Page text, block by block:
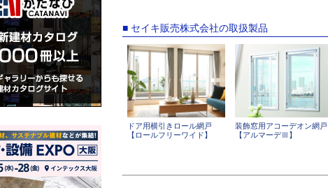
■ セイキ販売株式会社の取扱製品
ドア用横引きロール網戸
【ロールフリーワイド】
装飾窓用アコーデオン網戸
【アルマーデⅢ】